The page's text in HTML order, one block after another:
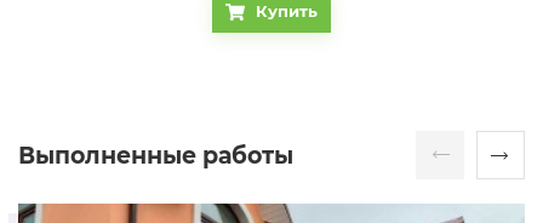
Купить
Выполненные работы